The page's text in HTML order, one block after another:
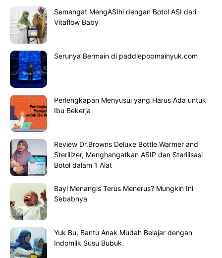
Semangat MengASIhi dengan Botol ASI dari
Vitaflow Baby
Serunya Bermain di paddlepopmainyuk.com
Perlengkapan Menyusui yang Harus Ada untuk
Ibu Bekerja
Review Dr.Browns Deluxe Bottle Warmer and
Sterilizer, Menghangatkan ASIP dan Sterilisasi
Botol dalam 1 Alat
Bayi Menangis Terus Menerus? Mungkin Ini
Sebabnya
Yuk Bu, Bantu Anak Mudah Belajar dengan
Indomilk Susu Bubuk